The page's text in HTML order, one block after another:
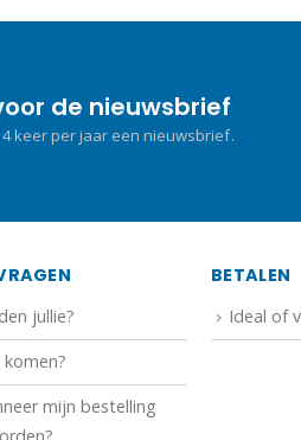
de nieuwsbrief
keer per jaar een nieuwsbrief.
jullie?
mijn bestelling
BETALEN
Ideal of